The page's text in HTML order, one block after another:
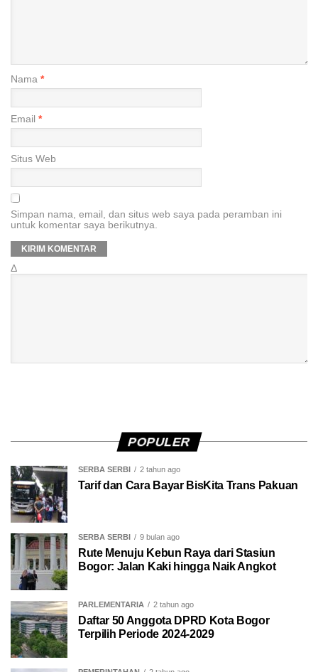
Nama *
Email *
Situs Web
Simpan nama, email, dan situs web saya pada peramban ini
untuk komentar saya berikutnya.
Δ
POPULER
SERBA SERBI 2 tahun ago
Tarif dan Cara Bayar BisKita Trans Pakuan
SERBA SERBI 9 bulan ago
Rute Menuju Kebun Raya dari Stasiun
Bogor: Jalan Kaki hingga Naik Angkot
PARLEMENTARIA 2 tahun ago
Daftar 50 Anggota DPRD Kota Bogor
Terpilih Periode 2024-2029